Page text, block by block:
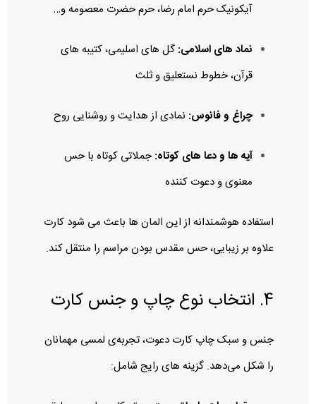
آیکونیک حرم امام رضا، حرم حضرت معصومه و…
نماد های اسلامی: گل‌ های اسلیمی، کتیبه‌ های
قرآن، خطوط نستعلیق و ثلث
چراغ و فانوس: نمادی از هدایت و روشنایی روح
آیه‌ ها و دعا های کوتاه:جملاتی کوتاه با حس
معنوی و دعوت‌ کننده
استفاده هوشمندانه از این المان‌ ها باعث می‌ شود کارت
علاوه بر زیبایی، حس مقدس بودن مراسم را منتقل کند.
4. انتخاب نوع چاپ و جنس کارت
جنس و سبک چاپ کارت دعوت، تجربه‌ی لمسی مهمانان
را شکل می‌دهد. گزینه‌ های رایج شامل: